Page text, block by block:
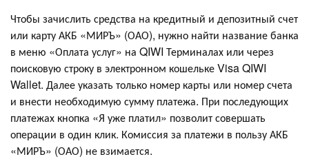
Чтобы зачислить средства на кредитный и депозитный счет
или карту АКБ «МИРЪ» (ОАО), нужно найти название банка
в меню «Оплата услуг» на QIWI Терминалах или через
поисковую строку в электронном кошельке Visa QIWI
Wallet. Далее указать только номер карты или номер счета
и внести необходимую сумму платежа. При последующих
платежах кнопка «Я уже платил» позволит совершать
операции в один клик. Комиссия за платежи в пользу АКБ
«МИРЪ» (ОАО) не взимается.